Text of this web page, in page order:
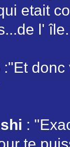
etait
l'
:"Et
: